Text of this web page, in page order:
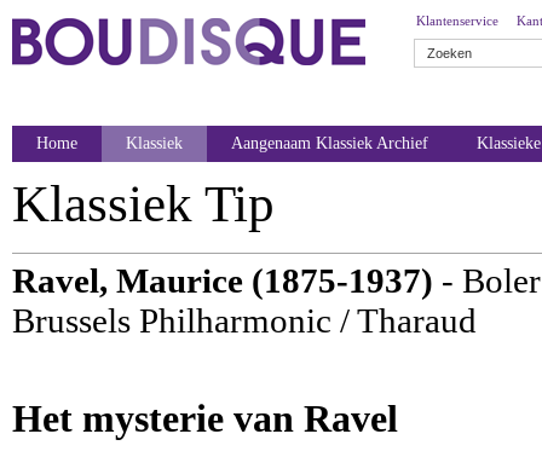
Klantenservice
Home Klassiek Aangenaam Klassiek Archief
Klassiek Tip
Ravel, Maurice (1875-1937) -
Brussels Philharmonic / Tharaud
Het mysterie van Ravel